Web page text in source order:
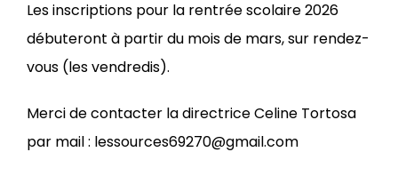
Les inscriptions pour la rentrée scolaire 2026
débuteront à partir du mois de mars, sur rendez-
vous (les vendredis).
Merci de contacter la directrice Celine Tortosa
par mail : lessources69270@gmail.com